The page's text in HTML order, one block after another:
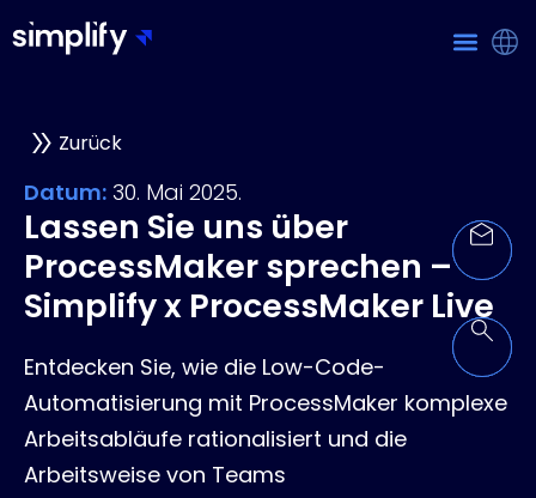
Zurück
Datum: 30. Mai 2025.
Lassen Sie uns über
ProcessMaker sprechen –
Simplify x ProcessMaker Live
Entdecken Sie, wie die Low-Code-
Automatisierung mit ProcessMaker komplexe
Arbeitsabläufe rationalisiert und die
Arbeitsweise von Teams